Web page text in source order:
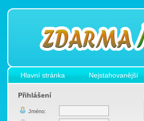
Hlavní stránka Nejstahovanější
Přihlášení
Jméno: